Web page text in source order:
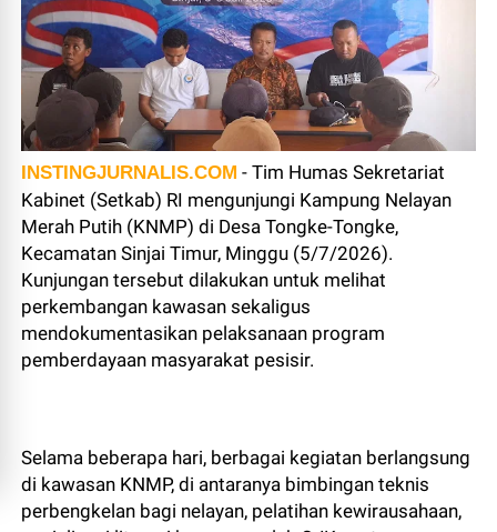
INSTINGJURNALIS.COM - Tim Humas Sekretariat
Kabinet (Setkab) RI mengunjungi Kampung Nelayan
Merah Putih (KNMP) di Desa Tongke-Tongke,
Kecamatan Sinjai Timur, Minggu (5/7/2026).
Kunjungan tersebut dilakukan untuk melihat
perkembangan kawasan sekaligus
mendokumentasikan pelaksanaan program
pemberdayaan masyarakat pesisir.
Selama beberapa hari, berbagai kegiatan berlangsung
di kawasan KNMP, di antaranya bimbingan teknis
perbengkelan bagi nelayan, pelatihan kewirausahaan,